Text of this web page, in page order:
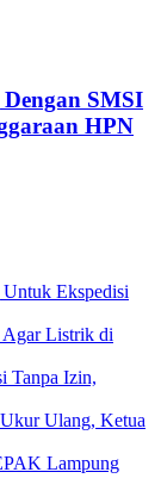
SMSI
HPN
Ekspedisi
Agar Listrik di
Tanpa Izin,
Ulang, Ketua
Lampung